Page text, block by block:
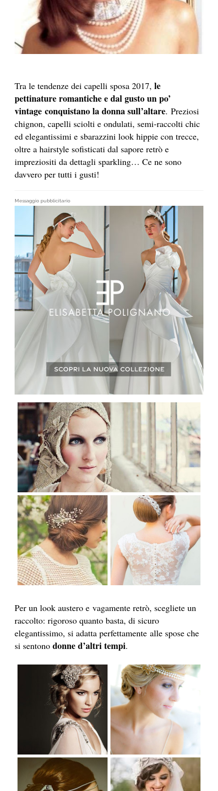
Tra le tendenze dei capelli sposa 2017, le
pettinature romantiche e dal gusto un po’
vintage conquistano la donna sull’altare. Preziosi
chignon, capelli sciolti e ondulati, semi-raccolti chic
ed elegantissimi e sbarazzini look hippie con trecce,
oltre a hairstyle sofisticati dal sapore retrò e
impreziositi da dettagli sparkling… Ce ne sono
davvero per tutti i gusti!
Messaggio pubblicitario
Per un look austero e vagamente retrò, scegliete un
raccolto: rigoroso quanto basta, di sicuro
elegantissimo, si adatta perfettamente alle spose che
si sentono donne d’altri tempi.